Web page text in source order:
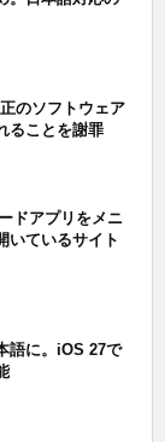
のソフトウェア
ることを謝罪
ドアプリをメニ
いているサイト
語に。iOS 27で